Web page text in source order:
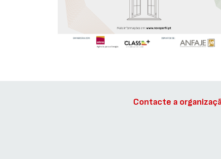
Contacte a